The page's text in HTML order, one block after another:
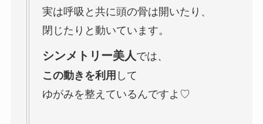
実は呼吸と共に頭の骨は開いたり、
閉じたりと動いています。
シンメトリー美人 では、
この動きを利用 して
ゆがみを整えているんですよ♡